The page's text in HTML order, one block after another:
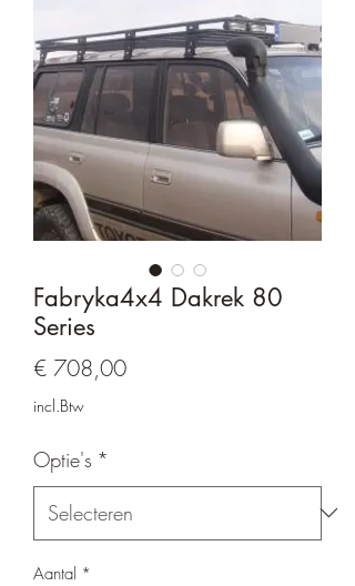
Fabryka4x4 Dakrek 80
Series
€ 708,00Prijs
incl.Btw
Optie's *
Aantal *